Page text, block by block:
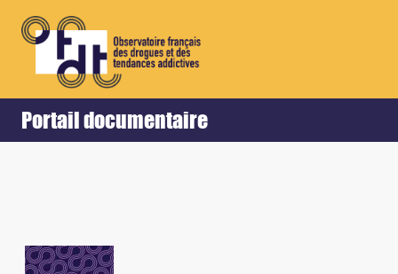
Portail documentaire
Accueil Retour